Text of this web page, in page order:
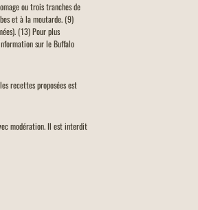
ou trois tranches de
et à la moutarde. (9)
(13) Pour plus
sur le Buffalo
recettes proposées est
modération. Il est interdit